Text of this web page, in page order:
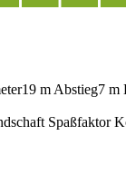
19 m Abstieg7 m
Spaßfaktor